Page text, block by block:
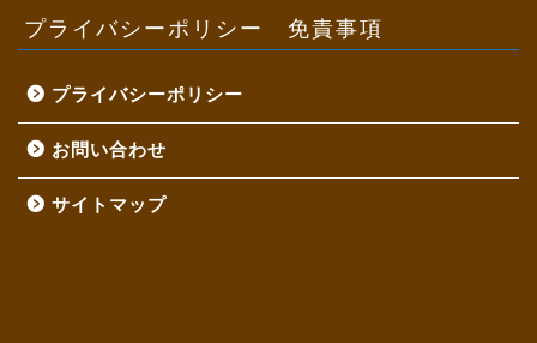
ブ
プライバシーポリシー 免責事項
プライバシーポリシー
お問い合わせ
サイトマップ